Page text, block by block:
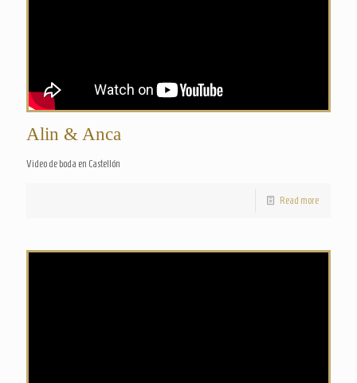
Alin & Anca
Video de boda en Castellón
Read more